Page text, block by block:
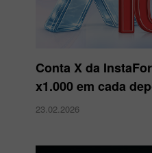
Conta X da
x1.000 em cada
23.02.2026